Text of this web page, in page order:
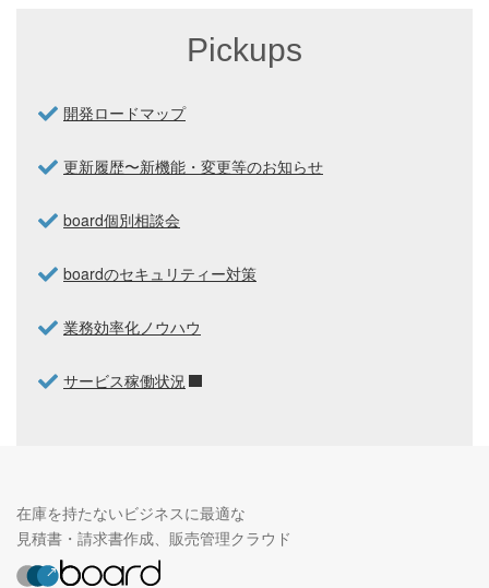
Pickups
開発ロードマップ
更新履歴〜新機能・変更等のお知らせ
board個別相談会
boardのセキュリティー対策
業務効率化ノウハウ
サービス稼働状況
在庫を持たないビジネスに最適な
見積書・請求書作成、販売管理クラウド